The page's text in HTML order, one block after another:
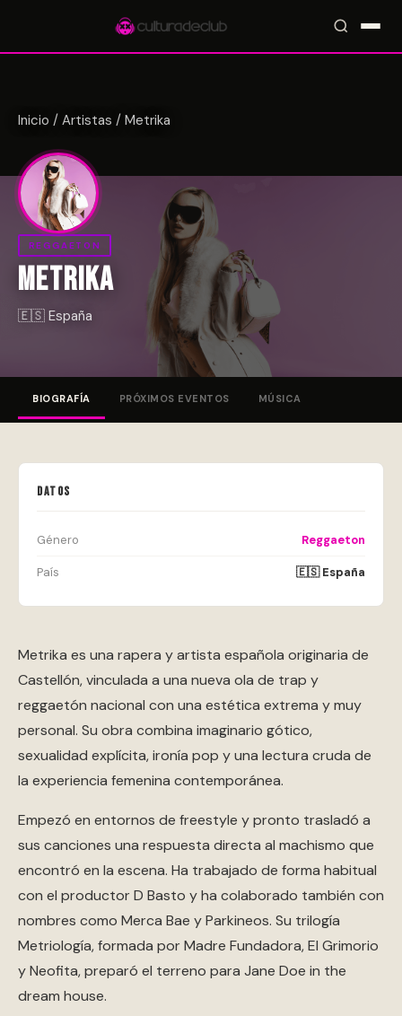
Accesos rápidos:
Inicio / Artistas / Metrika
REGGAETON
METRIKA
🇪🇸 España
BIOGRAFÍA PRÓXIMOS EVENTOS MÚSICA
Metrika es una rapera y artista española originaria de
Castellón, vinculada a una nueva ola de trap y
reggaetón nacional con una estética extrema y muy
personal. Su obra combina imaginario gótico,
sexualidad explícita, ironía pop y una lectura cruda de
la experiencia femenina contemporánea.
Empezó en entornos de freestyle y pronto trasladó a
sus canciones una respuesta directa al machismo que
encontró en la escena. Ha trabajado de forma habitual
con el productor D Basto y ha colaborado también con
nombres como Merca Bae y Parkineos. Su trilogía
Metriología, formada por Madre Fundadora, El Grimorio
y Neofita, preparó el terreno para Jane Doe in the
dream house.
DATOS
Género Reggaeton
País 🇪🇸 España